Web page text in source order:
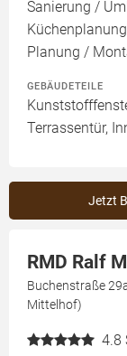
Sanierung /
Planung /
GEBÄUDETEILE
Terrassentür,
Jetzt
RMD Ralf
Buchenstraße
Mittelhof)
4.8